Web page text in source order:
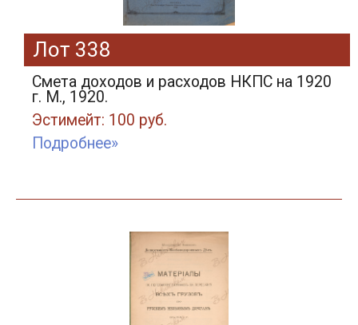
Лот 338
Смета доходов и расходов НКПС на 1920
г. М., 1920.
Эстимейт: 100 руб.
Подробнее»